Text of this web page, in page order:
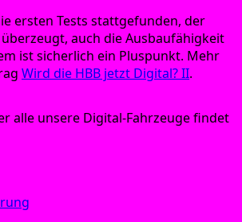
ers­ten Tests statt­ge­fun­den, der
auch die Aus­bau­fä­hig­keit
ist sicher­lich ein Plus­punkt. Mehr
Wird die HBB jetzt Digi­tal? II.
alle unse­re Digi­tal-Fahr­zeu­ge fin­det